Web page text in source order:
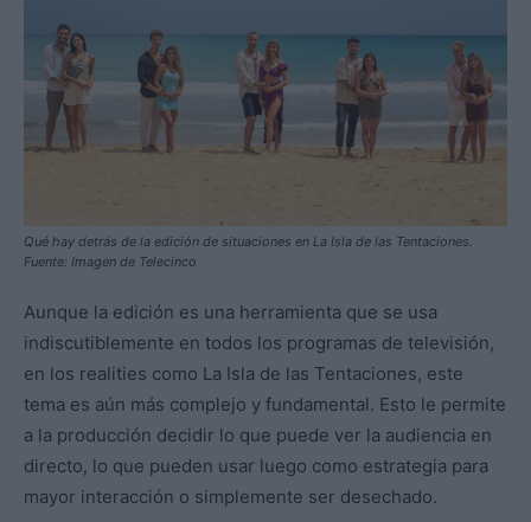
Qué hay detrás de la edición de situaciones en La Isla de las Tentaciones.
Fuente: Imagen de Telecinco
Aunque la edición es una herramienta que se usa
indiscutiblemente en todos los programas de televisión,
en los realities como La Isla de las Tentaciones, este
tema es aún más complejo y fundamental. Esto le permite
a la producción decidir lo que puede ver la audiencia en
directo, lo que pueden usar luego como estrategia para
mayor interacción o simplemente ser desechado.